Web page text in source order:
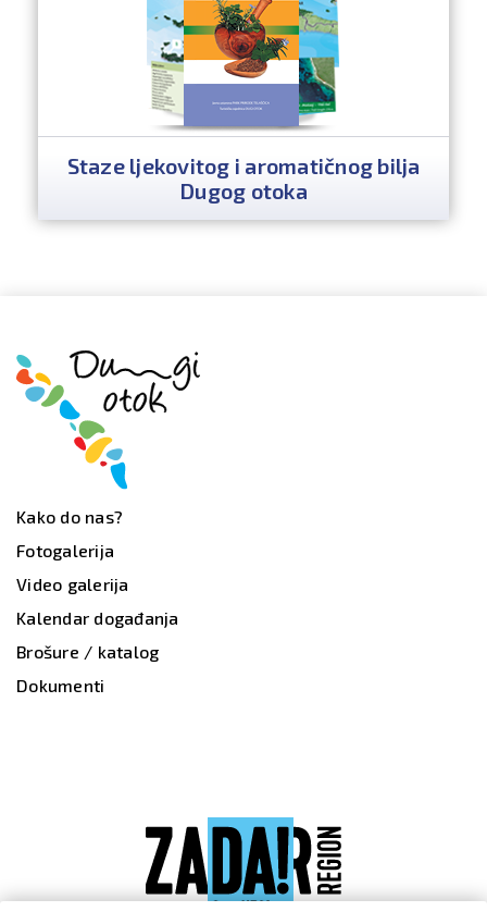
Staze ljekovitog i aromatičnog bilja
Dugog otoka
Kako do nas?
Fotogalerija
Video galerija
Kalendar događanja
Brošure / katalog
Dokumenti